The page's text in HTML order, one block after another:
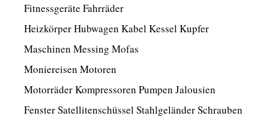
Fitnessgeräte Fahrräder
Heizkörper Hubwagen Kabel Kessel Kupfer
Maschinen Messing Mofas
Moniereisen Motoren
Motorräder Kompressoren Pumpen Jalousien
Fenster Satellitenschüssel Stahlgeländer Schrauben